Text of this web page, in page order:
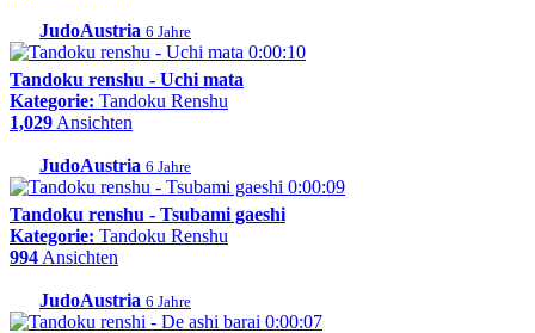
JudoAustria 6 Jahre
0:00:10
Tandoku renshu - Uchi mata
Kategorie: Tandoku Renshu
1,029Ansichten
JudoAustria 6 Jahre
0:00:09
Tandoku renshu - Tsubami gaeshi
Kategorie: Tandoku Renshu
994Ansichten
JudoAustria 6 Jahre
0:00:07